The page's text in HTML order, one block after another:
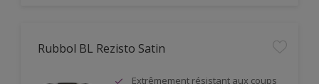
Rubbol BL Rezisto Satin
Extrêmement résistant aux coups